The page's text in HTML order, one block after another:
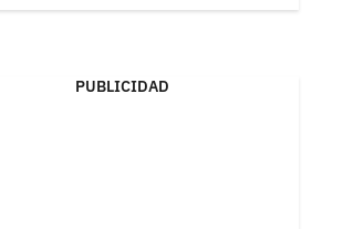
PUBLICIDAD